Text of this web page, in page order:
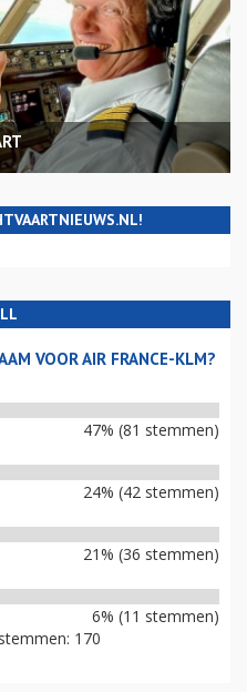
VOOR AIR FRANCE-KLM?
47% (81 stemmen)
24% (42 stemmen)
21% (36 stemmen)
6% (11 stemmen)
170